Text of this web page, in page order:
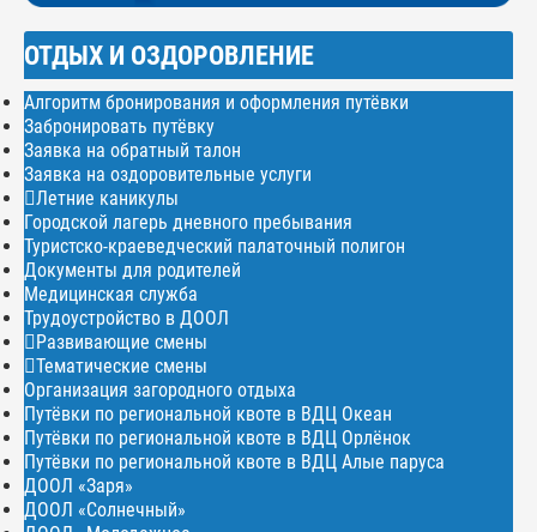
ОТДЫХ И ОЗДОРОВЛЕНИЕ
Алгоритм бронирования и оформления путёвки
Забронировать путёвку
Заявка на обратный талон
Заявка на оздоровительные услуги
Летние каникулы
Городской лагерь дневного пребывания
Туристско-краеведческий палаточный полигон
Документы для родителей
Медицинская служба
Трудоустройство в ДООЛ
Развивающие смены
Тематические смены
Организация загородного отдыха
Путёвки по региональной квоте в ВДЦ Океан
Путёвки по региональной квоте в ВДЦ Орлёнок
Путёвки по региональной квоте в ВДЦ Алые паруса
ДООЛ «Заря»
ДООЛ «Солнечный»